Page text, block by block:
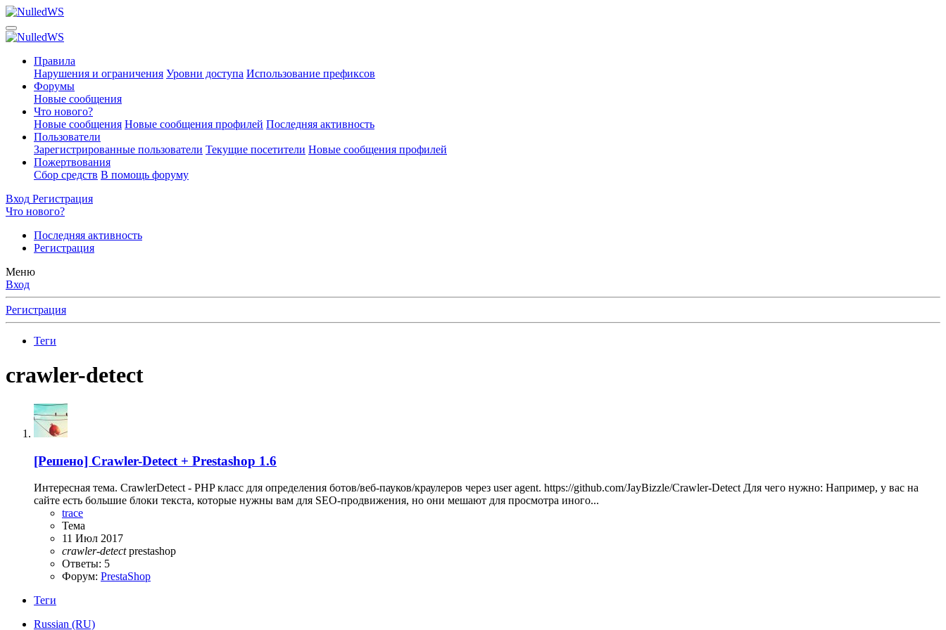
Правила
Нарушения и ограничения Уровни доступа Использование префиксов
Форумы
Новые сообщения
Что нового?
Новые сообщения Новые сообщения профилей Последняя активность
Пользователи
Зарегистрированные пользователи Текущие посетители Новые сообщения профилей
Пожертвования
Сбор средств В помощь форуму
Вход Регистрация
Что нового?
Последняя активность
Регистрация
Меню
Вход
Регистрация
Теги
crawler-detect
[Решено] Crawler-Detect + Prestashop 1.6
Интересная тема. CrawlerDetect - PHP класс для определения ботов/веб-пауков/краулеров через user agent. https://github.com/JayBizzle/Crawler-Detect Для чего нужно: Например, у вас на
сайте есть большие блоки текста, которые нужны вам для SEO-продвижения, но они мешают для просмотра иного...
trace
Тема
11 Июл 2017
crawler-detect prestashop
Ответы: 5
Форум: PrestaShop
Теги
Russian (RU)